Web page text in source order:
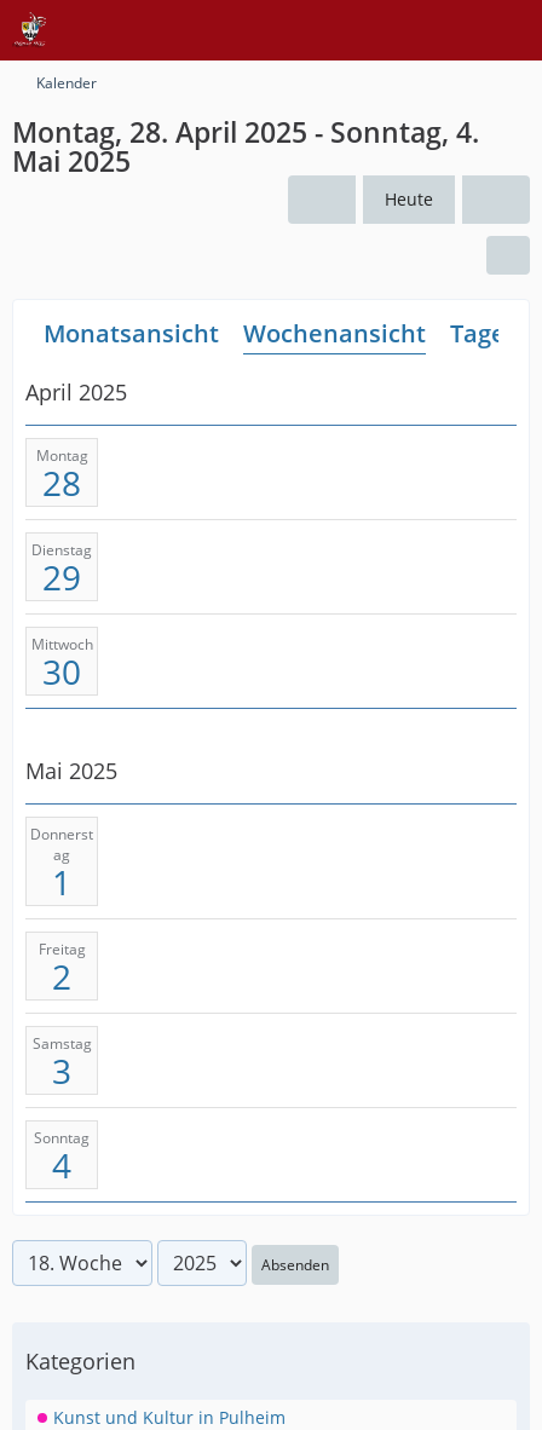
Kalender
Montag, 28. April 2025 - Sonntag, 4.
Mai 2025
Heute
Monatsansicht Wochenansicht
April 2025
Montag
28
Dienstag
29
Mittwoch
30
Mai 2025
Donnerst
ag
1
Freitag
2
Samstag
3
Sonntag
4
Absenden
Kategorien
Kunst und Kultur in Pulheim